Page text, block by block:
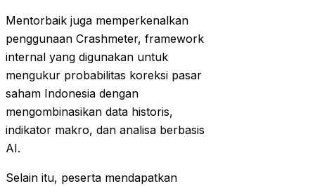
Mentorbaik juga memperkenalkan
penggunaan Crashmeter, framework
internal yang digunakan untuk
mengukur probabilitas koreksi pasar
saham Indonesia dengan
mengombinasikan data historis,
indikator makro, dan analisa berbasis
AI.
Selain itu, peserta mendapatkan